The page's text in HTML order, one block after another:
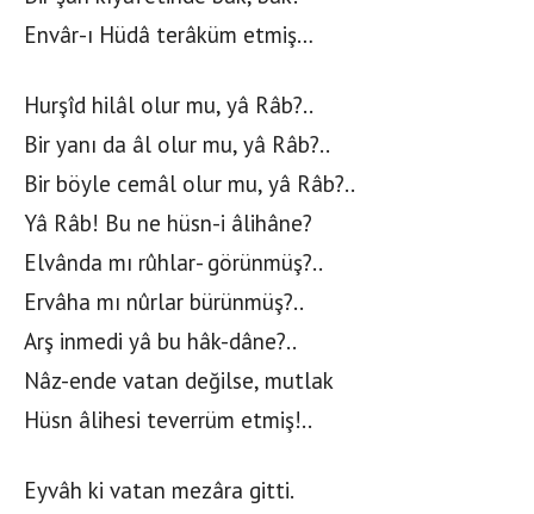
Envâr-ı Hüdâ terâküm etmiş…
Hurşîd hilâl olur mu, yâ Râb?..
Bir yanı da âl olur mu, yâ Râb?..
Bir böyle cemâl olur mu, yâ Râb?..
Yâ Râb! Bu ne hüsn-i âlihâne?
Elvânda mı rûhlar- görünmüş?..
Ervâha mı nûrlar bürünmüş?..
Arş inmedi yâ bu hâk-dâne?..
Nâz-ende vatan değilse, mutlak
Hüsn âlihesi teverrüm etmiş!..
Eyvâh ki vatan mezâra gitti.